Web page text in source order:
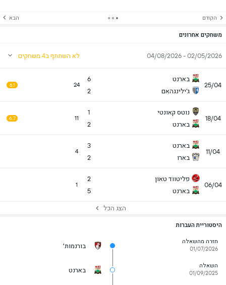
הקודם הבא
משחקים אחרונים
02/05/2026 - 04/08/2026 לא השתתף ב4 משחקים
25/04
בארנט
ג'ילינגהאם
6
2
24
6.1
18/04
נוטס קאונטי
בארנט
1
2
11
6.7
11/04
בארנט
בארו
3
2
4
06/04
פליטווד טאון
בארנט
2
5
1
הצג הכל
היסטוריית העברות
חזרה מהשאלה
01/07/2026
בורנמות׳
השאלה
01/09/2025
בארנט